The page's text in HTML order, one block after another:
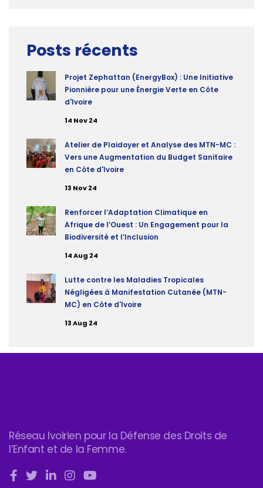
Posts récents
Projet Zephattan (EnergyBox) : Une Initiative
Pionnière pour une Énergie Verte en Côte
d'Ivoire
14 Nov 24
Atelier de Plaidoyer et Analyse des MTN-MC :
Vers une Augmentation du Budget Sanitaire
en Côte d'Ivoire
13 Nov 24
Renforcer l’Adaptation Climatique en
Afrique de l’Ouest : Un Engagement pour la
Biodiversité et l’Inclusion
14 Aug 24
Lutte contre les Maladies Tropicales
Négligées à Manifestation Cutanée (MTN-
MC) en Côte d'Ivoire
13 Aug 24
Réseau Ivoirien pour la Défense des Droits de
l’Enfant et de la Femme.